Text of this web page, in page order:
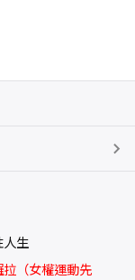
人生
（女權運動先